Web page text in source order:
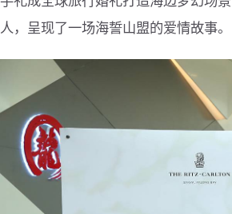
人，呈现了一场海誓山盟的爱情故事。